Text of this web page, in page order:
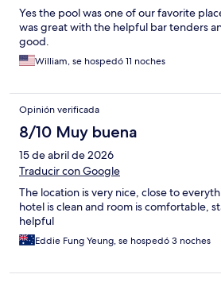
Yes the pool was one of our favorite
was great with the helpful bar tenders
good.
William, se hospedó 11 noches
Opinión verificada
8/10 Muy buena
15 de abril de 2026
Traducir con Google
The location is very nice, close to
hotel is clean and room is comfortable,
helpful
Eddie Fung Yeung, se hospedó 3 noches